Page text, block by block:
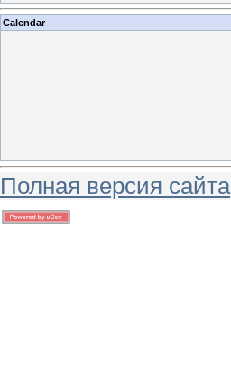
Calendar
Полная версия сайта